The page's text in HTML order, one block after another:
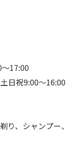
17:00
日祝9:00〜16:00
り、シャンプー、